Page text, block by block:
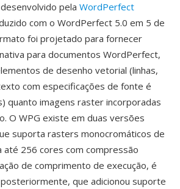
pela WordPerfect
com o WordPerfect 5.0 em 5 de
foi projetado para fornecer
para documentos WordPerfect,
de desenho vetorial (linhas,
com especificações de fonte é
quanto imagens raster incorporadas
O WPG existe em duas versões
suporta rasters monocromáticos de
até 256 cores com compressão
de comprimento de execução, é
que adicionou suporte